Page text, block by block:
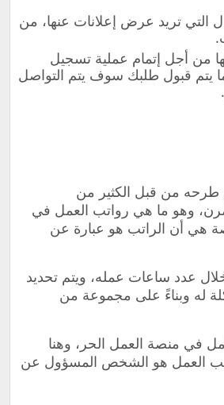
التي تريد عرض إعلانات عنها، من
من أجل إتمام عملية تسجيل
يتم قبول طلبك سوف يتم التواصل
موضوع مقالنا لليوم وهو السؤال ال1ي يتم طرحه من قبل الكثير من
وهو ما هي رواتب العمل في
هي أن الراتب هو عبارة عن
عدد ساعات عمله، ويتم تحديد
له وبناءً على مجموعة من
في منصة العمل الحر، وهنا
العمل هو الشخص المسؤول عن